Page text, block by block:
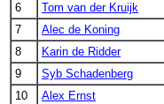
6
Tom van der Kruijk
7
Alec de Koning
8
Karin de Ridder
9
Syb Schadenberg
10
Alex Ernst